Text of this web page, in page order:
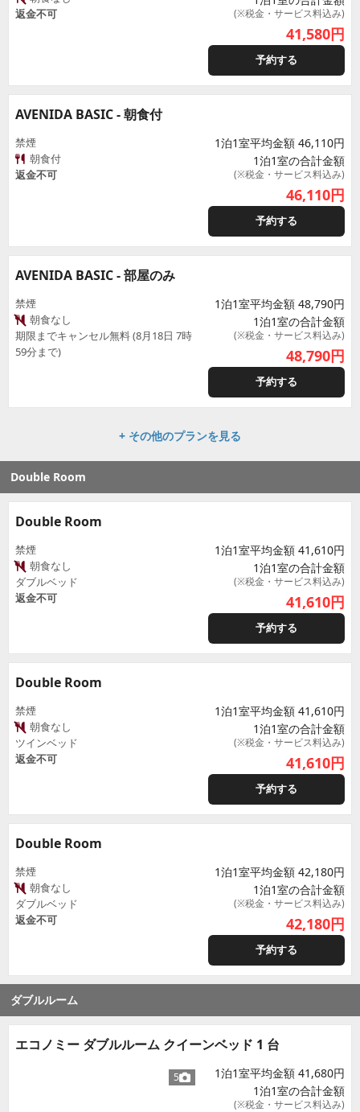
返金不可
(※税金・サービス料込み)
41,580円
予約する
AVENIDA BASIC - 朝食付
禁煙
朝食付
返金不可
1泊1室平均金額 46,110円
1泊1室の合計金額
(※税金・サービス料込み)
46,110円
予約する
AVENIDA BASIC - 部屋のみ
禁煙
朝食なし
期限までキャンセル無料 (8月18日 7時
59分まで)
1泊1室平均金額 48,790円
1泊1室の合計金額
(※税金・サービス料込み)
48,790円
予約する
+ その他のプランを見る
Double Room
Double Room
禁煙
朝食なし
ダブルベッド
返金不可
1泊1室平均金額 41,610円
1泊1室の合計金額
(※税金・サービス料込み)
41,610円
予約する
Double Room
禁煙
朝食なし
ツインベッド
返金不可
1泊1室平均金額 41,610円
1泊1室の合計金額
(※税金・サービス料込み)
41,610円
予約する
Double Room
禁煙
朝食なし
ダブルベッド
返金不可
1泊1室平均金額 42,180円
1泊1室の合計金額
(※税金・サービス料込み)
42,180円
予約する
ダブルルーム
エコノミー ダブルルーム クイーンベッド 1 台
5
1泊1室平均金額 41,680円
1泊1室の合計金額
(※税金・サービス料込み)